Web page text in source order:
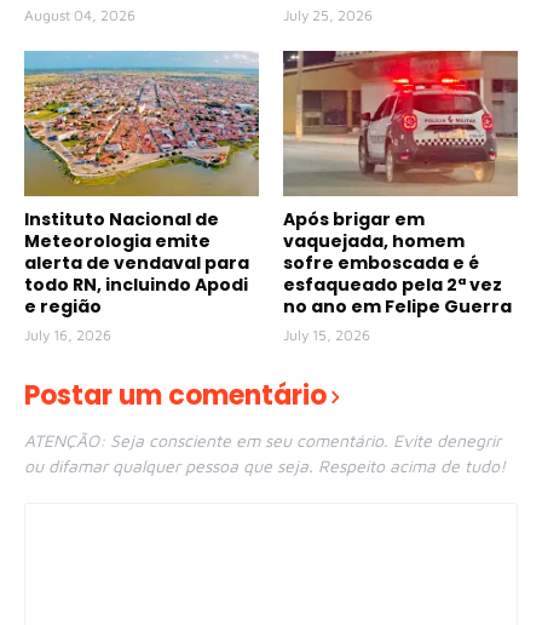
August 04, 2026 July 25, 2026
Instituto Nacional de
Meteorologia emite
alerta de vendaval para
todo RN, incluindo Apodi
e região
July 16, 2026
Após brigar em
vaquejada, homem
sofre emboscada e é
esfaqueado pela 2ª vez
no ano em Felipe Guerra
July 15, 2026
Postar um comentário
ATENÇÃO: Seja consciente em seu comentário. Evite denegrir
ou difamar qualquer pessoa que seja. Respeito acima de tudo!